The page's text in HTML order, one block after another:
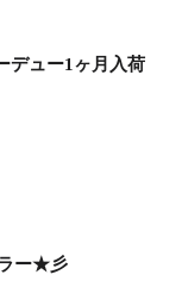
デュー1ヶ月入荷
ー★彡